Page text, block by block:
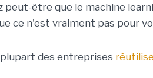
peut-être que le machine
ce n'est vraiment pas pour
des entreprises